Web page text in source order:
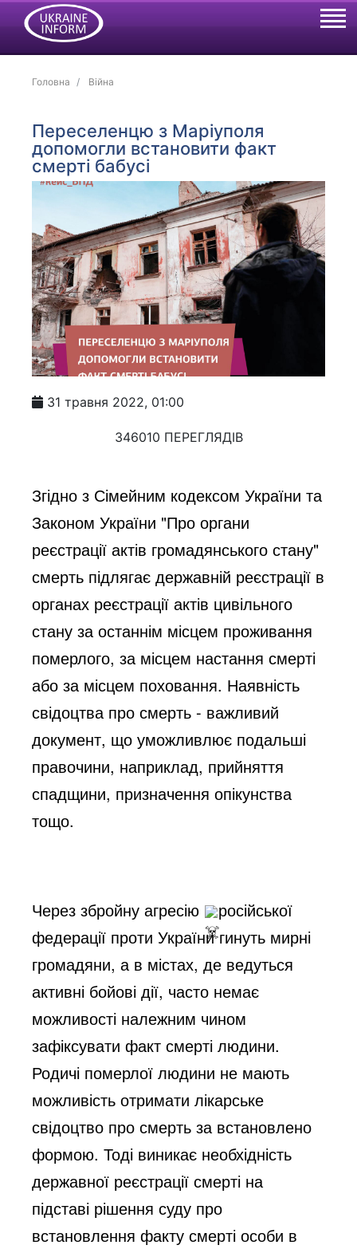
Головна Війна
Переселенцю з Маріуполя
допомогли встановити факт
смерті бабусі
31 травня 2022, 01:00
346010 ПЕРЕГЛЯДІВ
Згідно з Сімейним кодексом України та
Законом України "Про органи
реєстрації актів громадянського стану"
смерть підлягає державній реєстрації в
органах реєстрації актів цивільного
стану за останнім місцем проживання
померлого, за місцем настання смерті
або за місцем поховання. Наявність
свідоцтва про смерть - важливий
документ, що уможливлює подальші
правочини, наприклад, прийняття
спадщини, призначення опікунства
тощо.
Через збройну агресію
російської
федерації проти України гинуть мирні
громадяни, а в містах, де ведуться
активні бойові дії, часто немає
можливості належним чином
зафіксувати факт смерті людини.
Родичі померлої людини не мають
можливість отримати лікарське
свідоцтво про смерть за встановлено
формою. Тоді виникає необхідність
державної реєстрації смерті на
підставі рішення суду про
встановлення факту смерті особи в